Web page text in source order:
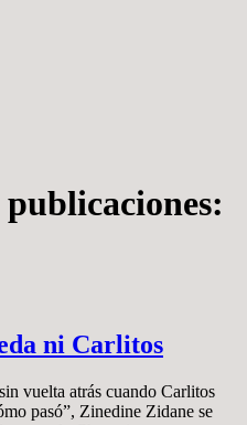
ni Carlitos
vuelta atrás cuando Carlitos
pasó”, Zinedine Zidane se